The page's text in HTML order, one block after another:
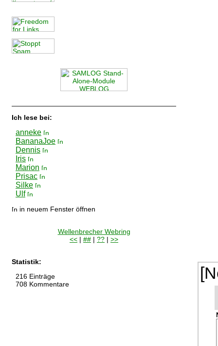
Ich lese bei:
anneke
BananaJoe
Dennis
Iris
Marion
Prisac
Silke
Ulf
in neuem Fenster öffnen
Wellenbrecher Webring
<< | ## | ?? | >>
Statistik:
216 Einträge
708 Kommentare